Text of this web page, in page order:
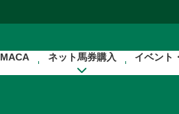
ネット馬券購入 イベント